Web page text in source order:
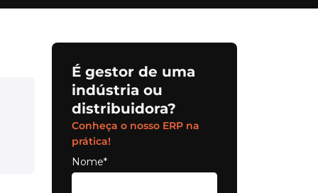
É gestor de uma
indústria ou
distribuidora?
Conheça o nosso ERP na
prática!
Nome*